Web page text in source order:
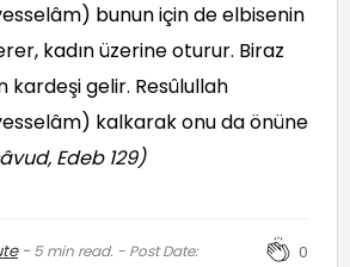
bunun için de elbisenin
kadın üzerine oturur. Biraz
gelir. Resûlullah
kalkarak onu da önüne
Edeb 129)
- 5min read. - Post Date:
0